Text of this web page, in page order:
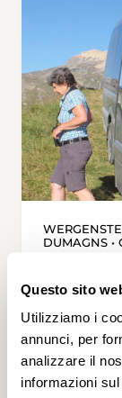
Questo sito
Utilizziamo i
annunci, per
analizzare il
informazioni
DUMAGNS •
Der Piz
Bei vielen
gramm. Zu
Panorama,